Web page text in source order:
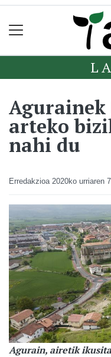
arteko
nahi du
Erredakzioa 2020ko urriaren
Agurain, airetik